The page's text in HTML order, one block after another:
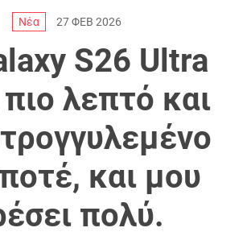
Νέα 27 ΦΕΒ 2026
S26 Ultra
πιο λεπτό και
και μου
πολύ.
Ανταλλακτικά
Νέα